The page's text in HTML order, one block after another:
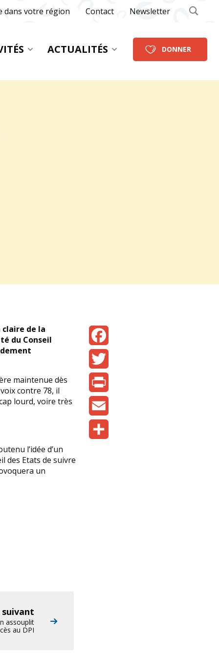
dans votre région Contact Newsletter
ACTUALITÉS DONNER
Facebook
Twitter
Print
Email
claire de la
du Conseil
maintenue dès
contre 78, il
lourd, voire très
l’idée d’un
des Etats de suivre
un
assouplit
au DPI